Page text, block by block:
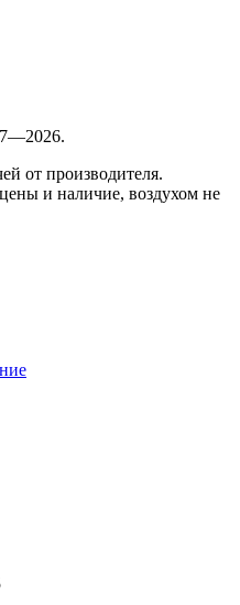
от производителя.
и наличие, воздухом не